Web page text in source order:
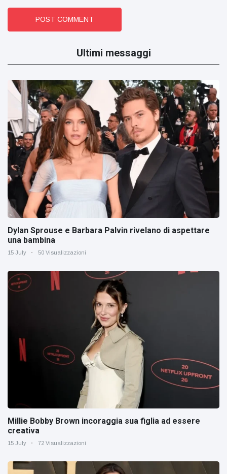
POST COMMENT
Ultimi messaggi
Dylan Sprouse e Barbara Palvin rivelano di aspettare
una bambina
15 July 50 Visualizzazioni
Millie Bobby Brown incoraggia sua figlia ad essere
creativa
15 July 72 Visualizzazioni